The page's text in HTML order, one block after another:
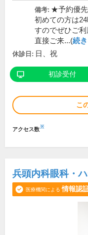
備考: ★予約優
初めての方は
すのでぜひご利
直接ご来...(続
休診日: 日、祝
初診受付
こ
アクセス数※
兵頭内科眼科・
医療機関による 情報認